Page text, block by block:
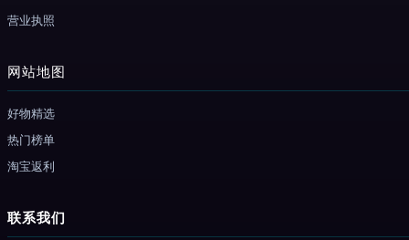
营业执照
网站地图
好物精选
热门榜单
淘宝返利
联系我们